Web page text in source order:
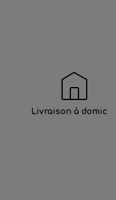
Livraison à